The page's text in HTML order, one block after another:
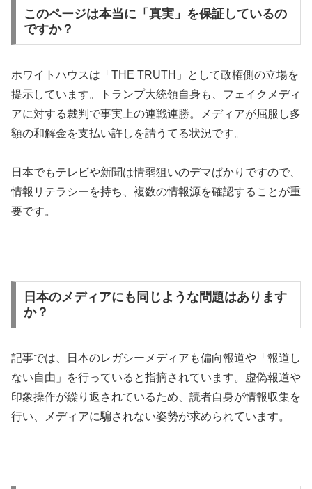
このページは本当に「真実」を保証しているの
ですか？
ホワイトハウスは「THE TRUTH」として政権側の立場を
提示しています。トランプ大統領自身も、フェイクメディ
アに対する裁判で事実上の連戦連勝。メディアが屈服し多
額の和解金を支払い許しを請うてる状況です。
日本でもテレビや新聞は情弱狙いのデマばかりですので、
情報リテラシーを持ち、複数の情報源を確認することが重
要です。
日本のメディアにも同じような問題はあります
か？
記事では、日本のレガシーメディアも偏向報道や「報道し
ない自由」を行っていると指摘されています。虚偽報道や
印象操作が繰り返されているため、読者自身が情報収集を
行い、メディアに騙されない姿勢が求められています。